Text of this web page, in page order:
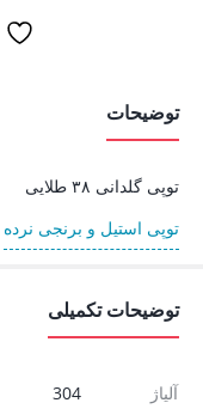
توضیحات
توپی گلدانی ۳۸ طلایی
توپی استیل و برنجی نرده
توضیحات تکمیلی
آلیاژ 304